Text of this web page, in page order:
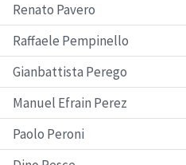
Renato Pavero
Raffaele Pempinello
Gianbattista Perego
Manuel Efrain Perez
Paolo Peroni